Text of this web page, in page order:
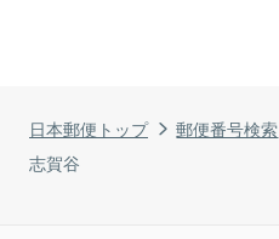
日本郵便トップ 郵便番号検索
志賀谷